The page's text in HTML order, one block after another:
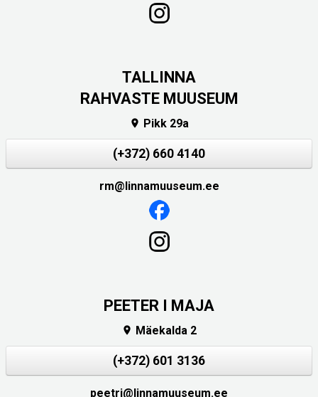
TALLINNA
RAHVASTE MUUSEUM
 Pikk 29a
(+372) 660 4140
rm@linnamuuseum.ee
PEETER I MAJA
 Mäekalda 2
(+372) 601 3136
peetri@linnamuuseum.ee